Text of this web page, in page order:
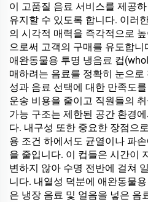
이 고품질 음료 서비스를 제공
유지할 수 있도록 합니다. 이러
의 시각적 매력을 즉각적으로
으로써 고객의 구매를 유도합
애완동물용 투명 냉음료 컵
매하려는 음료를 정확히 눈으로
성과 음료 선택에 대한 만족도
운송 비용을 줄이고 직원들의
가능 구조는 제한된 공간 환경
다. 내구성 또한 중요한 장점으
용 조건 하에서도 균열이나 파
을 줄입니다. 이 컵들은 시간이
변하지 않아 수명 전반에 걸쳐
니다. 내열성 덕분에 애완동물
은 냉장 음료 및 얼음을 넣은 음